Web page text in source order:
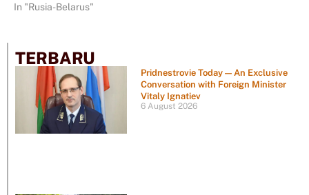
In "Rusia-Belarus"
TERBARU
Pridnestrovie Today — An Exclusive
Conversation with Foreign Minister
Vitaly Ignatiev
6 August 2026